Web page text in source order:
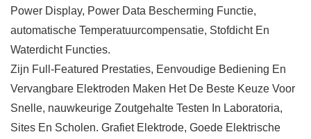
Power Display, Power Data Bescherming Functie,
automatische Temperatuurcompensatie, Stofdicht En
Waterdicht Functies.
Zijn Full-Featured Prestaties, Eenvoudige Bediening En
Vervangbare Elektroden Maken Het De Beste Keuze Voor
Snelle, nauwkeurige Zoutgehalte Testen In Laboratoria,
Sites En Scholen. Grafiet Elektrode, Goede Elektrische